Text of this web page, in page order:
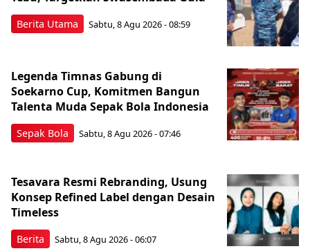
Berita Utama Sabtu, 8 Agu 2026 - 08:59
Sepak Bola
Legenda Timnas Gabung di
Soekarno Cup, Komitmen Bangun
Talenta Muda Sepak Bola Indonesia
Sabtu, 8 Agu 2026 - 07:46
Berita
Tesavara Resmi Rebranding, Usung
Konsep Refined Label dengan Desain
Timeless
Sabtu, 8 Agu 2026 - 06:07